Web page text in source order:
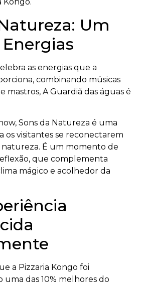
Um
as energias que a
combinando músicas
mastros, A Guardiã das águas é
Sons da Natureza é uma
os visitantes se reconectarem
natureza. É um momento de
que complementa
mágico e acolhedor da
a Pizzaria Kongo foi
uma das 10% melhores do